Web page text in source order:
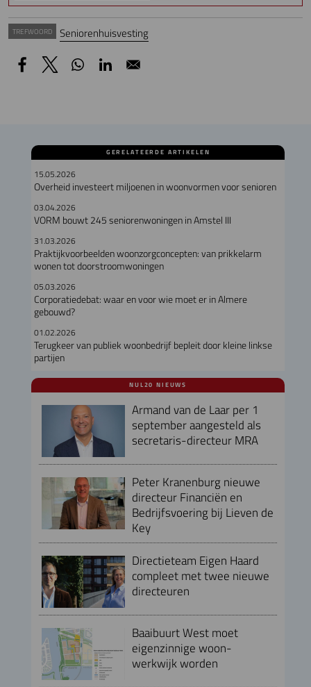
TREFWOORD Seniorenhuisvesting
GERELATEERDE ARTIKELEN
15.05.2026
Overheid investeert miljoenen in woonvormen voor senioren
03.04.2026
VORM bouwt 245 seniorenwoningen in Amstel III
31.03.2026
Praktijkvoorbeelden woonzorgconcepten: van prikkelarm
wonen tot doorstroomwoningen
05.03.2026
Corporatiedebat: waar en voor wie moet er in Almere
gebouwd?
01.02.2026
Terugkeer van publiek woonbedrijf bepleit door kleine linkse
partijen
NUL20 NIEUWS
Armand van de Laar per 1
september aangesteld als
secretaris-directeur MRA
Peter Kranenburg nieuwe
directeur Financiën en
Bedrijfsvoering bij Lieven de
Key
Directieteam Eigen Haard
compleet met twee nieuwe
directeuren
Baaibuurt West moet
eigenzinnige woon-
werkwijk worden